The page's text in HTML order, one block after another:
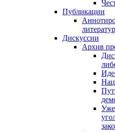
Публикации
Дискуссии
Архив